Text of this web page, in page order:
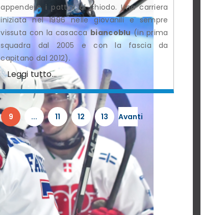
appendere i pattini al chiodo. Una carriera
iniziata nel 1996 nelle giovanili e sempre
vissuta con la casaccabiancoblu(in prima
squadra dal 2005 e con la fascia da
capitano dal 2012).
Leggi tutto...
9 ... 11 12 13 Avanti